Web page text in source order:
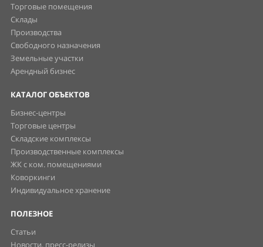
Торговые помещения
Склады
Производства
Свободного назначения
Земельные участки
Арендный бизнес
КАТАЛОГ ОБЪЕКТОВ
Бизнес-центры
Торговые центры
Складские комплексы
Производственные комплексы
ЖК с ком. помещениями
Коворкинги
Индивидуальное хранение
ПОЛЕЗНОЕ
Статьи